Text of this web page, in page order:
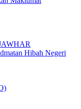
Hibah Negeri